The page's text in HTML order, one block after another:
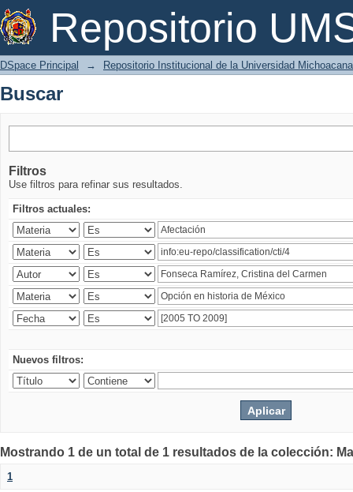
Repositorio
Buscar
DSpace Principal → Repositorio Institucional de la Universidad
Buscar
Filtros
Use filtros para refinar sus resultados.
Filtros actuales:
Nuevos filtros:
Mostrando 1 de un total de 1 resultados de la colección:
1